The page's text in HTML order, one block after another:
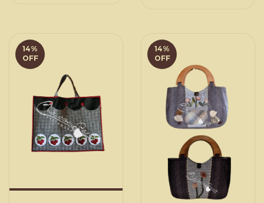
14%
OFF
14%
OFF